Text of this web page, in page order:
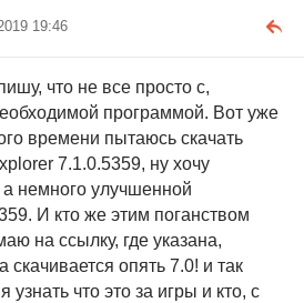
19:46
что не все просто с,
программой. Вот уже
времени пытаюсь скачать
7.1.0.5359, ну хочу
а немного улучшенной
И кто же этим поганством
на ссылку, где указана,
опять 7.0! и так
узнать что это за игры и кто, с